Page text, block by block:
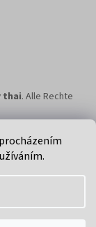
thai. Alle Rechte
bikery.